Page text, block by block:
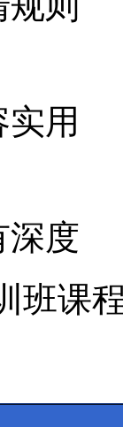
用
深度
班课